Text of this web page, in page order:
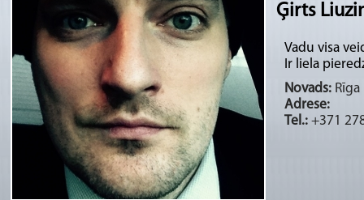
Ģirts
Vadu visa
Ir liela
Novads:
Adrese:
Tel.: +371